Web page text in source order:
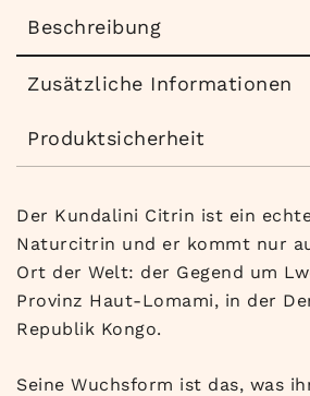
Beschreibung
Zusätzliche Informationen
Produktsicherheit
Der Kundalini Citrin ist ein
Naturcitrin und er kommt nur
Ort der Welt: der Gegend um
Provinz Haut-Lomami, in der
Republik Kongo.
Seine Wuchsform ist das, was